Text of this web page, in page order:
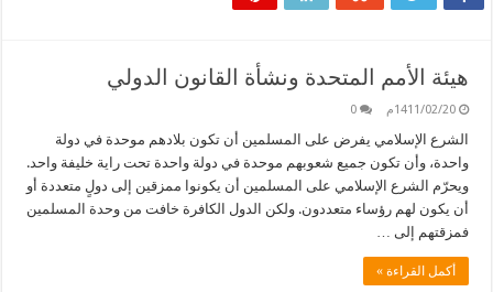
هيئة الأمم المتحدة ونشأة القانون الدولي
1411/02/20م 0
الشرع الإسلامي يفرض على المسلمين أن تكون بلادهم موحدة في دولة
واحدة، وأن تكون جميع شعوبهم موحدة في دولة واحدة تحت راية خليفة واحد.
ويحرّم الشرع الإسلامي على المسلمين أن يكونوا ممزقين إلى دولٍ متعددة أو
أن يكون لهم رؤساء متعددون. ولكن الدول الكافرة خافت من وحدة المسلمين
فمزقتهم إلى …
أكمل القراءة »